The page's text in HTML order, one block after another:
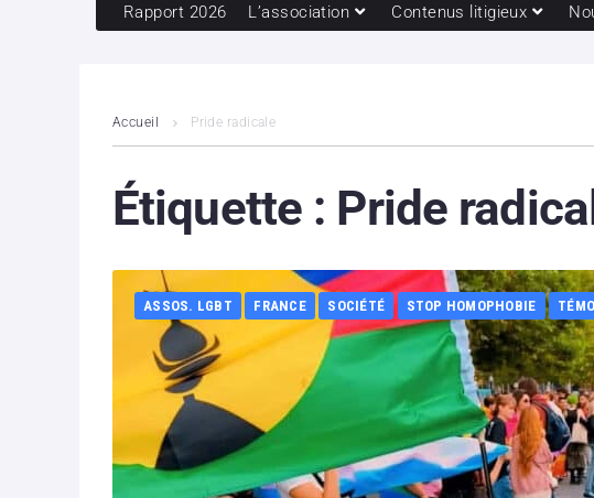
Rapport 2026 L’association Contenus litigieux
Accueil Pride radicale
Étiquette : Pride
ASSOS. LGBT FRANCE SOCIÉTÉ STOP HOMOPHOBIE